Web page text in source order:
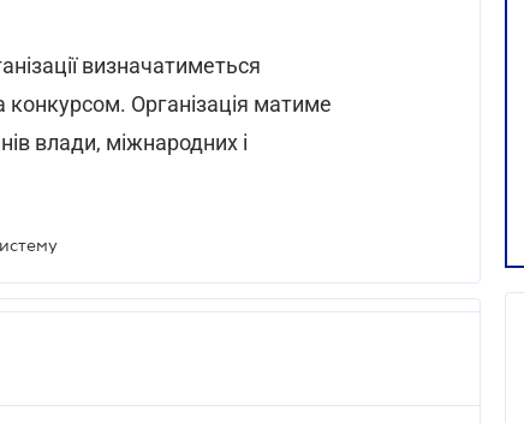
визначатиметься
конкурсом. Організація матиме
влади, міжнародних і